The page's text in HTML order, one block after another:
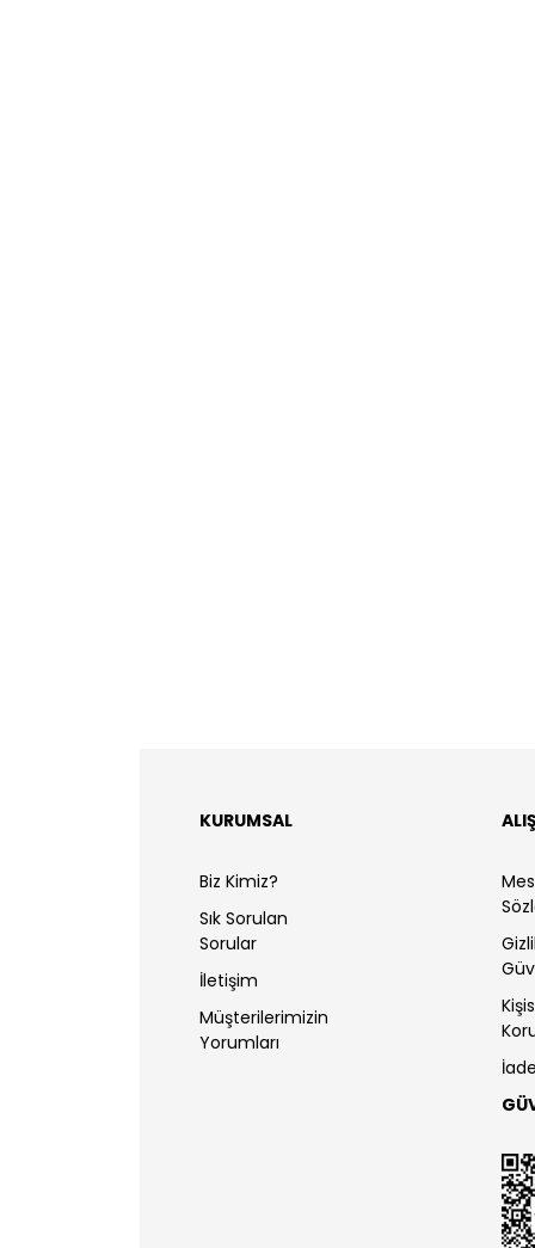
KURUMSAL
Biz Kimiz?
Sık Sorulan
Sorular
İletişim
Müşterilerimizin
Yorumları